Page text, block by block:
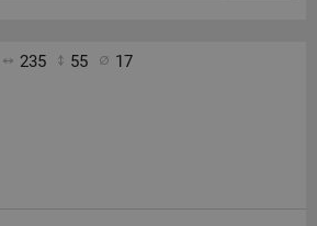
235 55 17